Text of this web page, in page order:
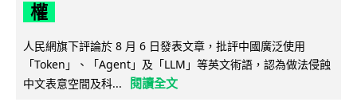
權
人民網旗下評論於 8 月 6 日發表文章，批評中國廣泛使用
「Token」、「Agent」及「LLM」等英文術語，認為做法侵蝕
中文表意空間及科...
閱讀全文